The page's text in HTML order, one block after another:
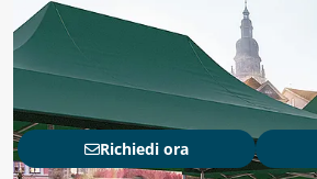
Richiedi ora